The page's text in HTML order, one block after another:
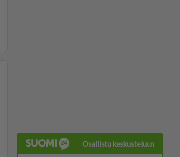
Osallistu keskusteluun